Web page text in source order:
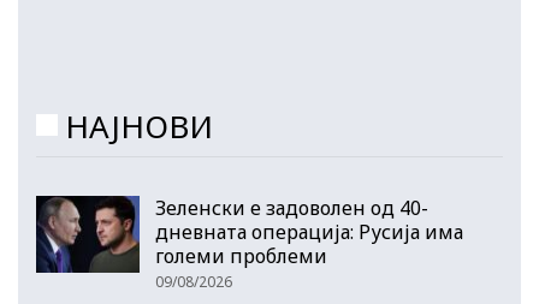
НАЈНОВИ
Зеленски е задоволен од 40-
дневната операција: Русија има
големи проблеми
09/08/2026